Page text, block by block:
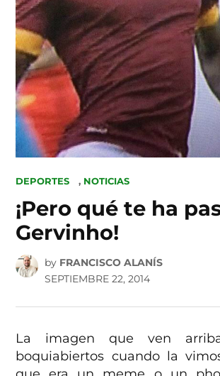
POSTED
DEPORTES , NOTICIAS
¡Pero qué te ha
Gervinho!
by FRANCISCO ALANÍS
SEPTIEMBRE 22, 2014
La imagen que ven
boquiabiertos cuando la